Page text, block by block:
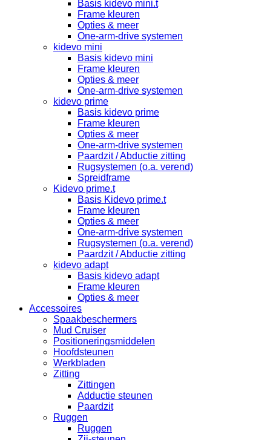
Basis kidevo mini.t
Frame kleuren
Opties & meer
One-arm-drive systemen
kidevo mini
Basis kidevo mini
Frame kleuren
Opties & meer
One-arm-drive systemen
kidevo prime
Basis kidevo prime
Frame kleuren
Opties & meer
One-arm-drive systemen
Paardzit / Abductie zitting
Rugsystemen (o.a. verend)
Spreidframe
Kidevo prime.t
Basis Kidevo prime.t
Frame kleuren
Opties & meer
One-arm-drive systemen
Rugsystemen (o.a. verend)
Paardzit / Abductie zitting
kidevo adapt
Basis kidevo adapt
Frame kleuren
Opties & meer
Accessoires
Spaakbeschermers
Mud Cruiser
Positioneringsmiddelen
Hoofdsteunen
Werkbladen
Zitting
Zittingen
Adductie steunen
Paardzit
Ruggen
Ruggen